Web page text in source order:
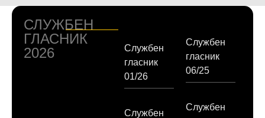
СЛУЖБЕН
ГЛАСНИК
2026
Службен
гласник
01/26
Службен
Службен
гласник
06/25
Службен